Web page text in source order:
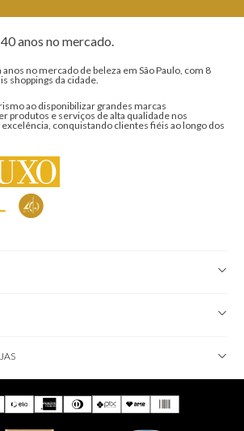
anos no mercado.
anos no mercado de beleza em São Paulo, com 8
shoppings da cidade.
ao disponibilizar grandes marcas
produtos e serviços de alta qualidade nos
conquistando clientes fiéis ao longo dos